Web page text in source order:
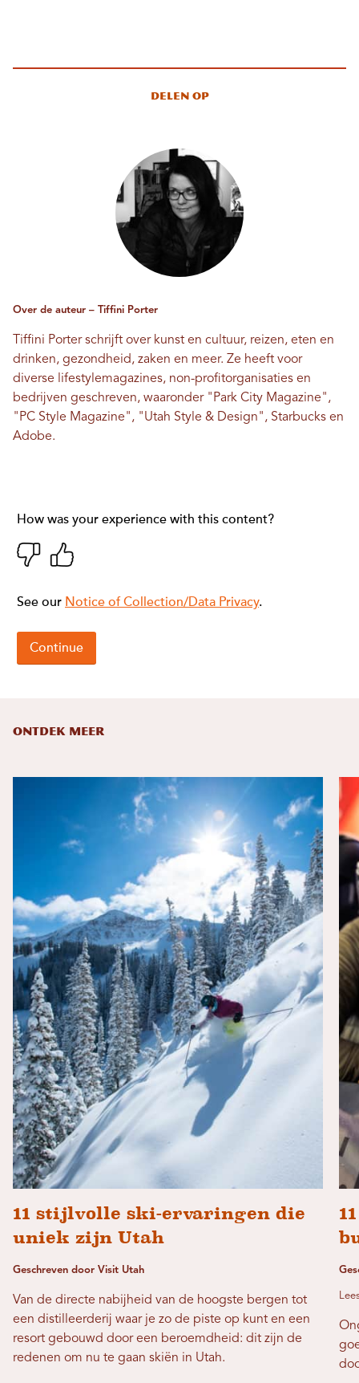
Delen op
Over de auteur – Tiffini Porter
Tiffini Porter schrijft over kunst en cultuur, reizen, eten en
drinken, gezondheid, zaken en meer. Ze heeft voor
diverse lifestylemagazines, non-profitorganisaties en
bedrijven geschreven, waaronder "Park City Magazine",
"PC Style Magazine", "Utah Style & Design", Starbucks en
Adobe.
ONTDEK MEER
11 stijlvolle ski-ervaringen die
uniek zijn Utah
Geschreven door Visit Utah
Van de directe nabijheid van de hoogste bergen tot
een distilleerderij waar je zo de piste op kunt en een
resort gebouwd door een beroemdheid: dit zijn de
redenen om nu te gaan skiën in Utah.